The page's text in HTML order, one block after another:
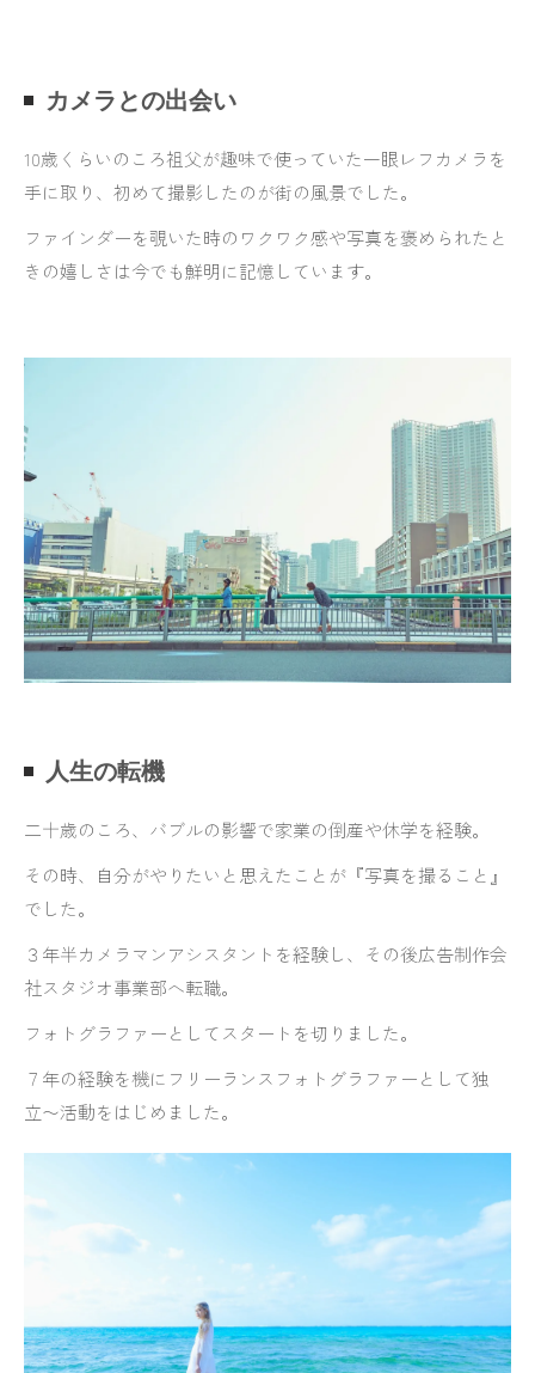
カメラとの出会い
10歳くらいのころ祖父が趣味で使っていた一眼レフカメラを
手に取り、初めて撮影したのが街の風景でした。
ファインダーを覗いた時のワクワク感や写真を褒められたと
きの嬉しさは今でも鮮明に記憶しています。
人生の転機
二十歳のころ、バブルの影響で家業の倒産や休学を経験。
その時、自分がやりたいと思えたことが『写真を撮ること』
でした。
３年半カメラマンアシスタントを経験し、その後広告制作会
社スタジオ事業部へ転職。
フォトグラファーとしてスタートを切りました。
７年の経験を機にフリーランスフォトグラファーとして独
立〜活動をはじめました。